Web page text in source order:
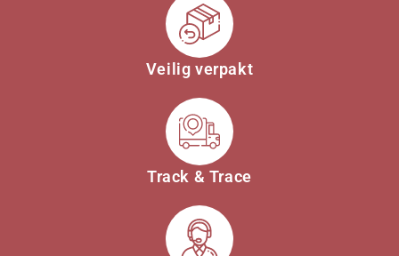
Veilig verpakt
Track & Trace